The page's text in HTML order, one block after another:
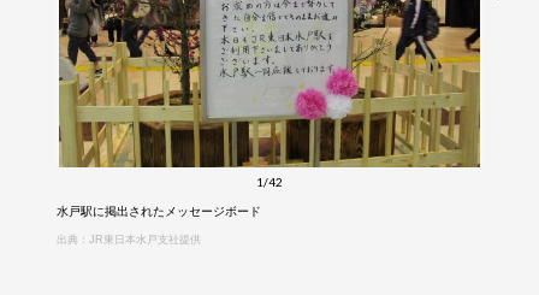
1/42
水戸駅に掲出されたメッセージボード
出典：JR東日本水戸支社提供